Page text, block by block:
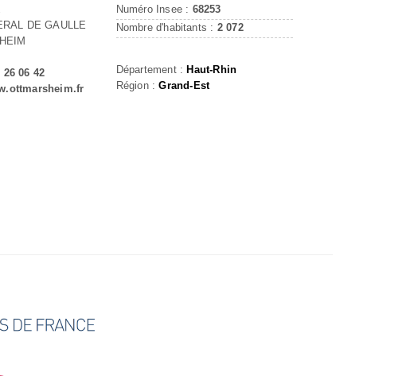
DE GAULLE
26 06 42
Numéro Insee : 68253
Nombre d'habitants : 2 072
Département : Haut-Rhin
Région :Grand-Est